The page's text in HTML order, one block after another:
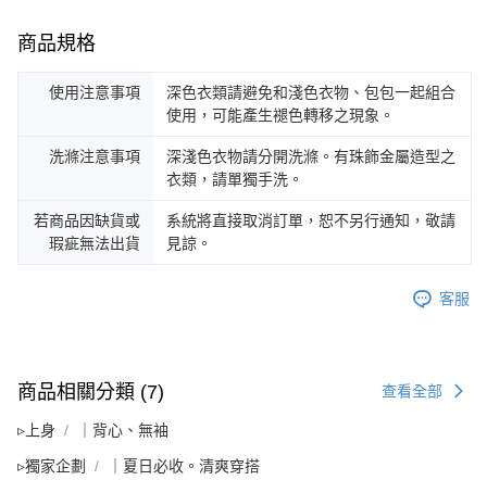
商品規格
使用注意事項
深色衣類請避免和淺色衣物、包包一起組合
使用，可能產生褪色轉移之現象。
洗滌注意事項
深淺色衣物請分開洗滌。有珠飾金屬造型之
衣類，請單獨手洗。
若商品因缺貨或
瑕疵無法出貨
系統將直接取消訂單，恕不另行通知，敬請
見諒。
客服
商品相關分類 (7) 查看全部
▹上身 ｜背心、無袖
▹獨家企劃 ｜夏日必收。清爽穿搭